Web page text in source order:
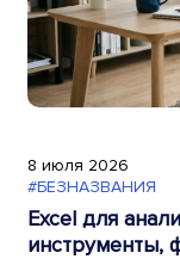
8 июля 2026
#БЕЗНАЗВАНИЯ
Excel для